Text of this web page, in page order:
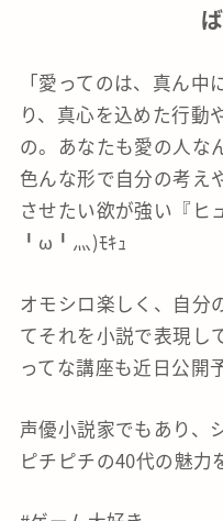
「愛ってのは、真ん
り、真心を込めた行動
の。あなたも愛の人な
色んな形で自分の考え
させたい欲が強い『ヒ
╹ω╹灬)ﾓｷｭ
オモシロ楽しく、自分
てそれを小説で表現し
ってな講座も近日公開
声優小説家でもあり、
ピチピチの40代の魅力